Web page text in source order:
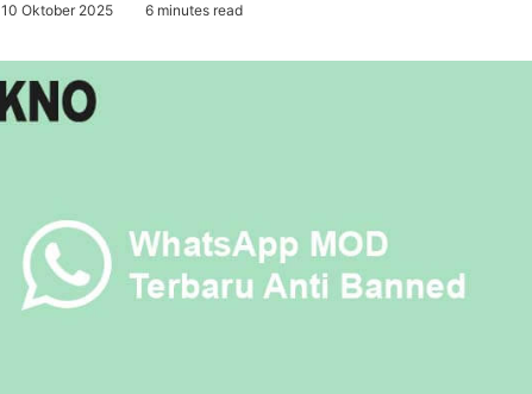
10 Oktober 2025 6 minutes read